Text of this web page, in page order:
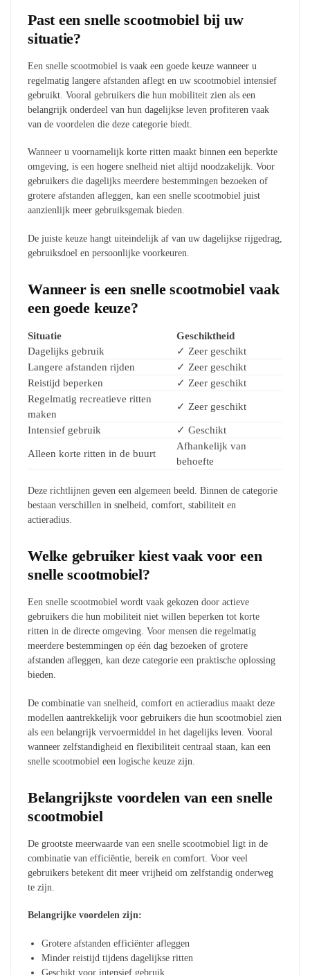
Past een snelle scootmobiel bij uw
situatie?
Een snelle scootmobiel is vaak een goede keuze wanneer u
regelmatig langere afstanden aflegt en uw scootmobiel intensief
gebruikt. Vooral gebruikers die hun mobiliteit zien als een
belangrijk onderdeel van hun dagelijkse leven profiteren vaak
van de voordelen die deze categorie biedt.
Wanneer u voornamelijk korte ritten maakt binnen een beperkte
omgeving, is een hogere snelheid niet altijd noodzakelijk. Voor
gebruikers die dagelijks meerdere bestemmingen bezoeken of
grotere afstanden afleggen, kan een snelle scootmobiel juist
aanzienlijk meer gebruiksgemak bieden.
De juiste keuze hangt uiteindelijk af van uw dagelijkse rijgedrag,
gebruiksdoel en persoonlijke voorkeuren.
Wanneer is een snelle scootmobiel vaak
een goede keuze?
Situatie
Geschiktheid
Dagelijks gebruik
✓ Zeer geschikt
Langere afstanden rijden
✓ Zeer geschikt
Reistijd beperken
✓ Zeer geschikt
Regelmatig recreatieve ritten
maken
✓ Zeer geschikt
Intensief gebruik ✓ Geschikt
Alleen korte ritten in de buurt
Afhankelijk van
behoefte
Deze richtlijnen geven een algemeen beeld. Binnen de categorie
bestaan verschillen in snelheid, comfort, stabiliteit en
actieradius.
Welke gebruiker kiest vaak voor een
snelle scootmobiel?
Een snelle scootmobiel wordt vaak gekozen door actieve
gebruikers die hun mobiliteit niet willen beperken tot korte
ritten in de directe omgeving. Voor mensen die regelmatig
meerdere bestemmingen op één dag bezoeken of grotere
afstanden afleggen, kan deze categorie een praktische oplossing
bieden.
De combinatie van snelheid, comfort en actieradius maakt deze
modellen aantrekkelijk voor gebruikers die hun scootmobiel zien
als een belangrijk vervoermiddel in het dagelijks leven. Vooral
wanneer zelfstandigheid en flexibiliteit centraal staan, kan een
snelle scootmobiel een logische keuze zijn.
Belangrijkste voordelen van een snelle
scootmobiel
De grootste meerwaarde van een snelle scootmobiel ligt in de
combinatie van efficiëntie, bereik en comfort. Voor veel
gebruikers betekent dit meer vrijheid om zelfstandig onderweg
te zijn.
Belangrijke voordelen zijn:
Grotere afstanden efficiënter afleggen
Minder reistijd tijdens dagelijkse ritten
Geschikt voor intensief gebruik